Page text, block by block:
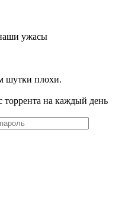
ужасы
шутки плохи.
торрента на каждый день